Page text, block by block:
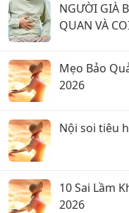
NGƯỜI GIÀ
QUAN VÀ
Mẹo Bảo
2026
Nội soi tiêu
10 Sai Lầm
2026